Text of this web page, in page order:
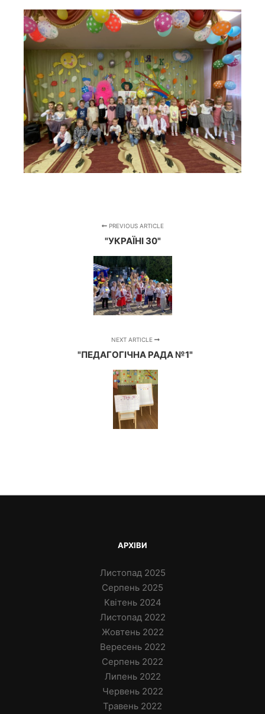
PREVIOUS ARTICLE
"УКРАЇНІ 30"
NEXT ARTICLE
"ПЕДАГОГІЧНА РАДА №1"
АРХІВИ
Листопад 2025
Серпень 2025
Квітень 2024
Листопад 2022
Жовтень 2022
Вересень 2022
Серпень 2022
Липень 2022
Червень 2022
Травень 2022